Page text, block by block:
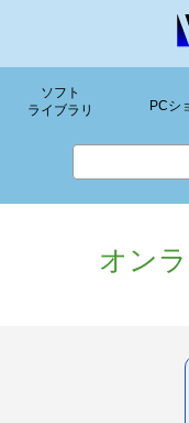
ソフト
ライブラリ
PCシ
オン